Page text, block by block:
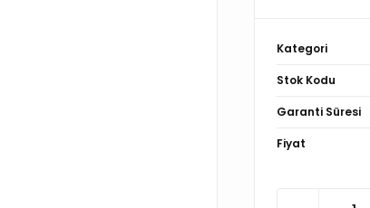
Kategori
Stok Kodu
Garanti Süresi
Fiyat